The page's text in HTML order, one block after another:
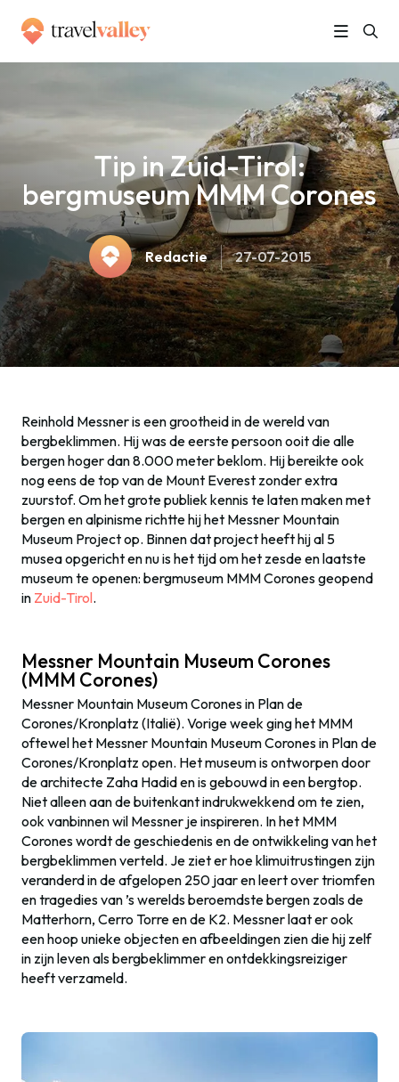
Tip in Zuid-Tirol:
bergmuseum MMM Corones
Redactie 27-07-2015
Reinhold Messner is een grootheid in de wereld van
bergbeklimmen. Hij was de eerste persoon ooit die alle
bergen hoger dan 8.000 meter beklom. Hij bereikte ook
nog eens de top van de Mount Everest zonder extra
zuurstof. Om het grote publiek kennis te laten maken met
bergen en alpinisme richtte hij het Messner Mountain
Museum Project op. Binnen dat project heeft hij al 5
musea opgericht en nu is het tijd om het zesde en laatste
museum te openen: bergmuseum MMM Corones geopend
in Zuid-Tirol.
Messner Mountain Museum Corones
(MMM Corones)
Messner Mountain Museum Corones in Plan de
Corones/Kronplatz (Italië). Vorige week ging het MMM
oftewel het Messner Mountain Museum Corones in Plan de
Corones/Kronplatz open. Het museum is ontworpen door
de architecte Zaha Hadid en is gebouwd in een bergtop.
Niet alleen aan de buitenkant indrukwekkend om te zien,
ook vanbinnen wil Messner je inspireren. In het MMM
Corones wordt de geschiedenis en de ontwikkeling van het
bergbeklimmen verteld. Je ziet er hoe klimuitrustingen zijn
veranderd in de afgelopen 250 jaar en leert over triomfen
en tragedies van ’s werelds beroemdste bergen zoals de
Matterhorn, Cerro Torre en de K2. Messner laat er ook
een hoop unieke objecten en afbeeldingen zien die hij zelf
in zijn leven als bergbeklimmer en ontdekkingsreiziger
heeft verzameld.